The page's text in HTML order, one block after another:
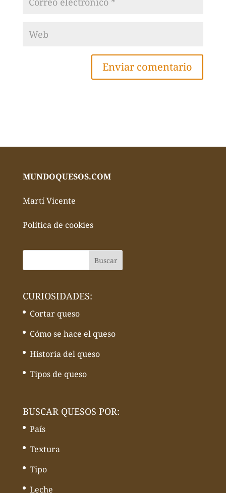
MUNDOQUESOS.COM
Martí Vicente
Política de cookies
CURIOSIDADES:
Cortar queso
Cómo se hace el queso
Historia del queso
Tipos de queso
BUSCAR QUESOS POR:
País
Textura
Tipo
Leche